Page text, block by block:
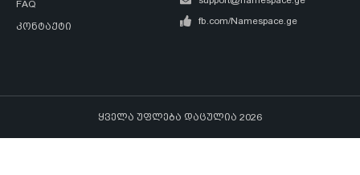
FAQ
კონტაქტი
fb.com/Namespace.ge
ყველა უფლება დაცულია 2026